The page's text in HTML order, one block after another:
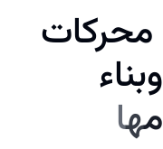
محركات
وبناء
مها